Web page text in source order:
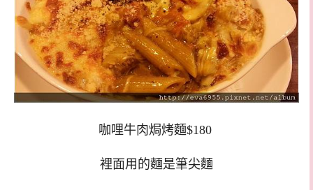
咖哩牛肉焗烤麵$180
裡面用的麵是筆尖麵